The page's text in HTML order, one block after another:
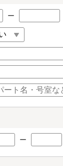
ー
ー